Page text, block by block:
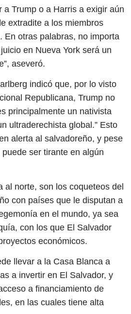
a Trump o a Harris a exigir aún
extradite a los miembros
En otras palabras, no importa
en Nueva York será un
aseveró.
indicó que, por lo visto
Republicana, Trump no
principalmente un nativista
ultraderechista global.” Esto
alerta al salvadoreño, y pese
ser tirante en algún
al norte, son los coqueteos del
con países que le disputan a
en el mundo, ya sea
con los que El Salvador
económicos.
llevar a la Casa Blanca a
a invertir en El Salvador, y
a financiamiento de
en las cuales tiene alta